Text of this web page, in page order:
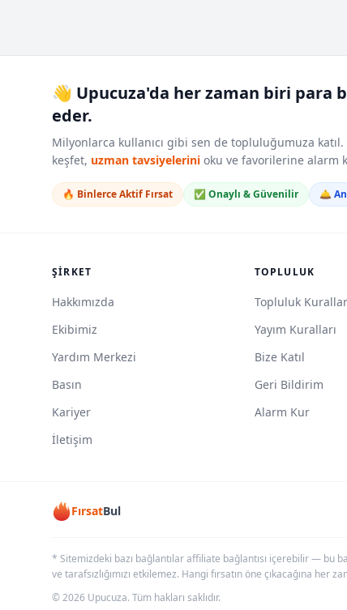
👋 Upucuza'da her zaman biri para
eder.
Milyonlarca kullanıcı gibi sen de topluluğumuza katıl.
keşfet, uzman tavsiyelerini oku ve favorilerine alarm
🔥 Binlerce Aktif Fırsat ✅ Onaylı & Güvenilir 🛎️
ŞIRKET
Hakkımızda
Ekibimiz
Yardım Merkezi
Basın
Kariyer
İletişim
TOPLULUK
Topluluk
Yayım Kuralları
Bize Katıl
Geri Bildirim
Alarm Kur
FırsatBul
* Sitemizdeki bazı bağlantılar affiliate bağlantısı içerebilir — bu
ve tarafsızlığımızı etkilemez. Hangi fırsatın öne çıkacağına her
© 2026 Upucuza. Tüm hakları saklıdır.